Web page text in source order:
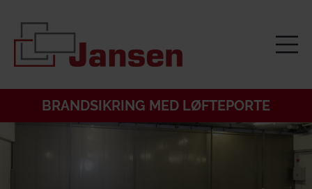
BRANDSIKRING MED LØFTEPORTE